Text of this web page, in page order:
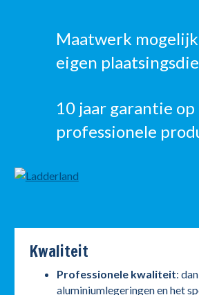
Maatwerk
eigen
10 jaar garantie op
professionele
Kwaliteit
Professionele kwaliteit:
aluminiumlegeringen en het